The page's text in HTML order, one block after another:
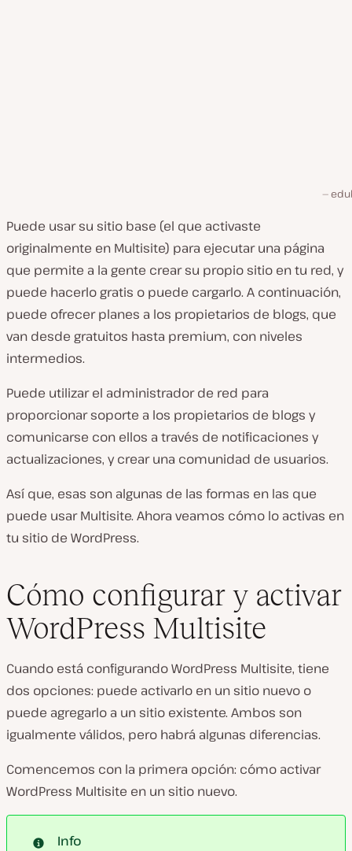
Puede usar su sitio base (el que activaste
originalmente en Multisite) para ejecutar una página
que permite a la gente crear su propio sitio en tu red, y
puede hacerlo gratis o puede cargarlo. A continuación,
puede ofrecer planes a los propietarios de blogs, que
van desde gratuitos hasta premium, con niveles
intermedios.
Puede utilizar el administrador de red para
proporcionar soporte a los propietarios de blogs y
comunicarse con ellos a través de notificaciones y
actualizaciones, y crear una comunidad de usuarios.
Así que, esas son algunas de las formas en las que
puede usar Multisite. Ahora veamos cómo lo activas en
tu sitio de WordPress.
Cómo configurar y activar
WordPress Multisite
Cuando está configurando WordPress Multisite, tiene
dos opciones: puede activarlo en un sitio nuevo o
puede agregarlo a un sitio existente. Ambos son
igualmente válidos, pero habrá algunas diferencias.
Comencemos con la primera opción: cómo activar
WordPress Multisite en un sitio nuevo.
Info